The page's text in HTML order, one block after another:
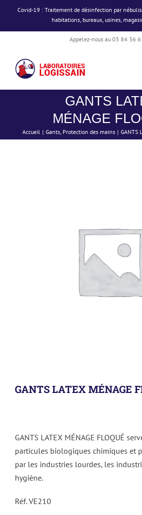
Covid-19 : Traitement de désinfection par
habitations, bureaux, usines,
Passer
contenu
Appelez-nous au 03 84 36
GANTS
MÉNAGE
Accueil Gants Protection des mains GANTS
GANTS LATEX MÉNAGE
GANTS LATEX MÉNAGE FLOQUÉ
particules biologiques chimiques et
par les industries lourdes, les
hygiène.
Réf. VE210